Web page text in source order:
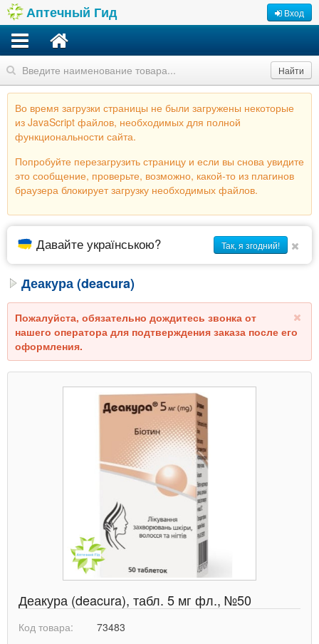
Аптечный Гид Вход
Найти
Во время загрузки страницы не были загружены некоторые
из JavaScript файлов, необходимых для полной
функциональности сайта.
Попробуйте перезагрузить страницу и если вы снова увидите
это сообщение, проверьте, возможно, какой-то из плагинов
браузера блокирует загрузку необходимых файлов.
Давайте українською? Так, я згодний!
Деакура (deacura)
Пожалуйста, обязательно дождитесь звонка от
нашего оператора для подтверждения заказа после его
оформления.
Деакура (deacura), табл. 5 мг фл., №50
Код товара:
73483